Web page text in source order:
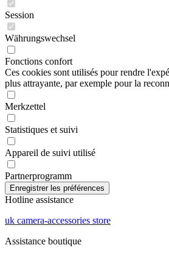
Session
Währungswechsel
Fonctions confort
Ces cookies sont utilisés pour rendre
plus attrayante, par exemple pour la
Merkzettel
Statistiques et suivi
Appareil de suivi utilisé
Partnerprogramm
Hotline assistance
uk camera-accessories store
Assistance boutique